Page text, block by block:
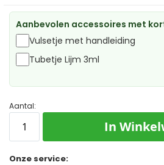
Aanbevolen accessoires met
Vulsetje met handleiding
Tubetje Lijm 3ml
Aantal:
In
Onze service: